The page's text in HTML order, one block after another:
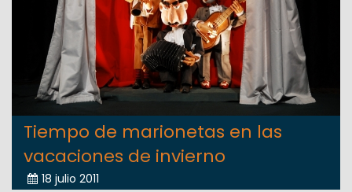
Tiempo de marionetas en las
vacaciones de invierno
18 julio 2011